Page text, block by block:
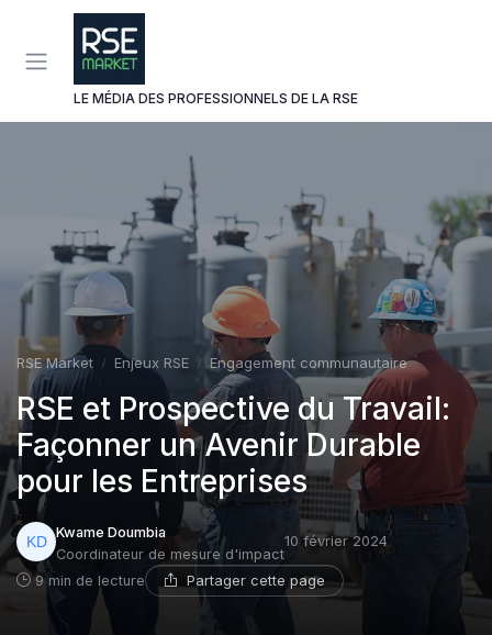
LE MÉDIA DES PROFESSIONNELS DE LA RSE
RSE Market Enjeux RSE Engagement communautaire
RSE et Prospective du Travail:
Façonner un Avenir Durable
pour les Entreprises
Kwame Doumbia
Coordinateur de mesure d'impact
10 février 2024
9 min de lecture Partager cette page
Panneau de gestion des cookies